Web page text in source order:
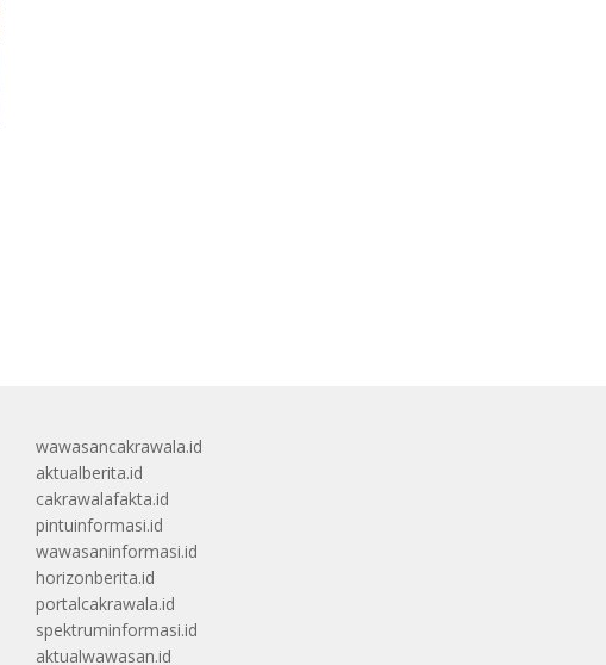
wawasancakrawala.id
aktualberita.id
cakrawalafakta.id
pintuinformasi.id
wawasaninformasi.id
horizonberita.id
portalcakrawala.id
spektruminformasi.id
aktualwawasan.id